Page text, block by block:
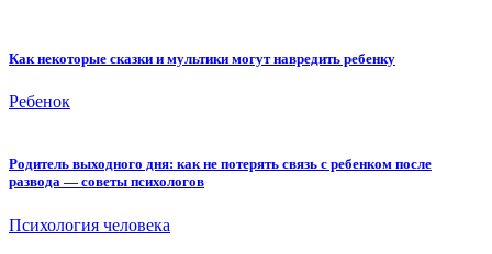
Как некоторые сказки и мультики могут навредить ребенку
Ребенок
Родитель выходного дня: как не потерять связь с ребенком после
развода — советы психологов
Психология человека